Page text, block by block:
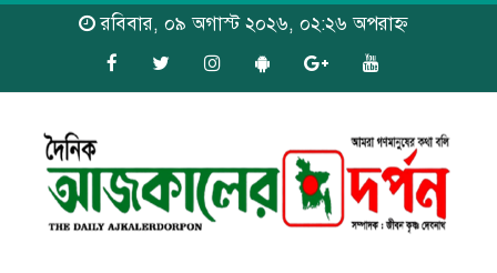
রবিবার, ০৯ অগাস্ট ২০২৬, ০২:২৬ অপরাহ্ন